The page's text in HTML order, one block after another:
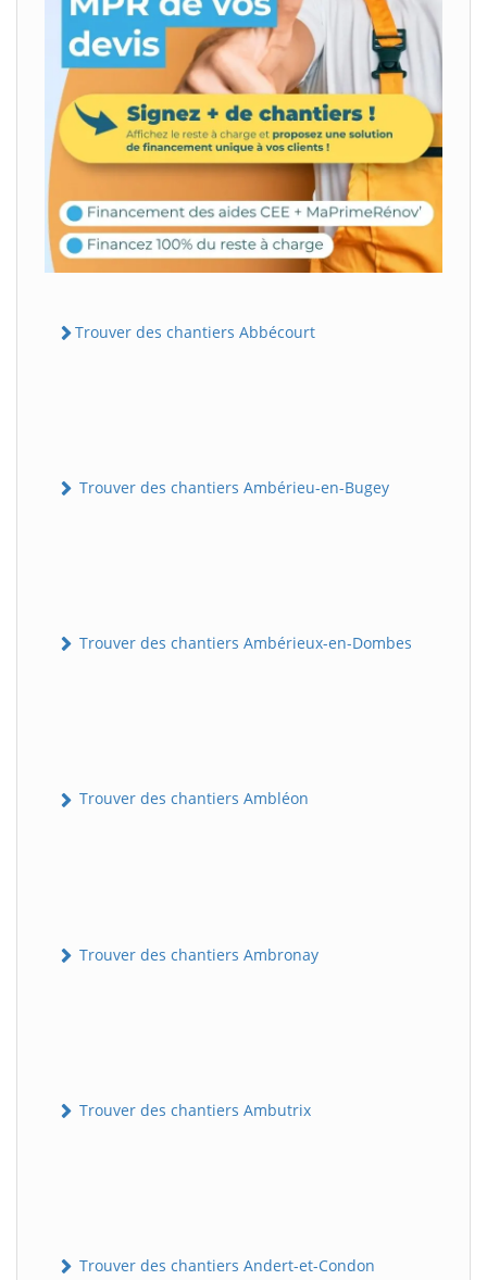
Trouver des chantiers Abbécourt
Trouver des chantiers Ambérieu-en-Bugey
Trouver des chantiers Ambérieux-en-Dombes
Trouver des chantiers Ambléon
Trouver des chantiers Ambronay
Trouver des chantiers Ambutrix
Trouver des chantiers Andert-et-Condon